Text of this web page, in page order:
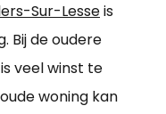
Sur-Lesseis
Bij de oudere
veel winst te
woning kan